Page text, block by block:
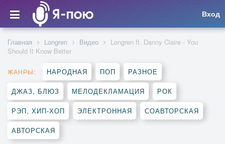
Вход
Главная Longren Видео
Longren ft. Danny Claire - You
Should It Know Better
ЖАНРЫ: НАРОДНАЯ ПОП РАЗНОЕ
ДЖАЗ, БЛЮЗ МЕЛОДЕКЛАМАЦИЯ РОК
РЭП, ХИП-ХОП ЭЛЕКТРОННАЯ СОАВТОРСКАЯ
АВТОРСКАЯ